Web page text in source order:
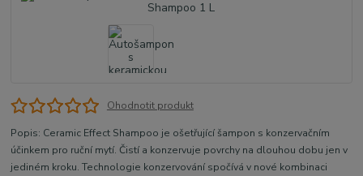
Ohodnotit produkt
Popis: Ceramic Effect Shampoo je ošetřující šampon s konzervačním
účinkem pro ruční mytí. Čistí a konzervuje povrchy na dlouhou dobu jen v
jediném kroku. Technologie konzervování spočívá v nové kombinaci